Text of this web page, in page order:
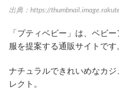
出典：https://
「プティベビー」は、ベビ
服を提案する通販サイトです
ナチュラルできれいめなカ
レクト。